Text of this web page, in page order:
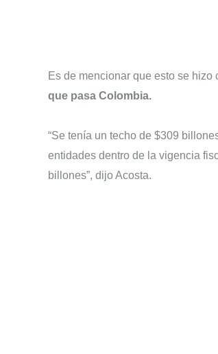
Es de mencionar que esto se
que pasa Colombia.
“Se tenía un techo de $309
entidades dentro de la vigencia
billones”, dijo Acosta.